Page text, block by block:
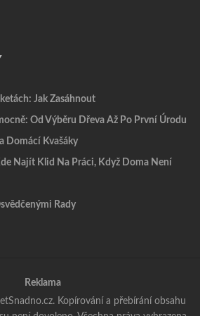
Jak Zasáhnout
Od Výběru Dřeva Až Po První Úrodu
Domácí Kvašáky
Najít Klid Na Práci, Když Doma Není
Rady
Reklama
Kopírování a přebírání obsahu